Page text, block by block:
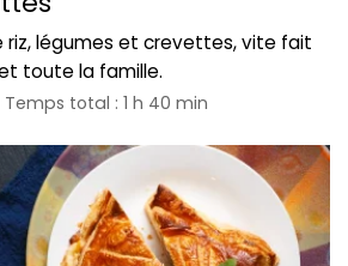
riz, légumes et crevettes, vite fait
toute la famille.
Temps total : 1 h 40 min